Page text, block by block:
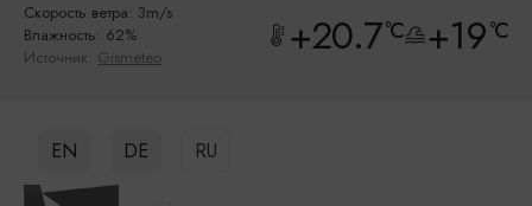
Скорость ветра: 3m/s
Влажность: 62%
Источник: Gismeteo +20.7°C +19°C
EN DE RU